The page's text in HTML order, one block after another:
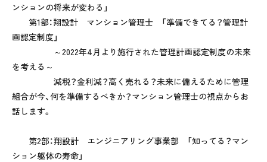
ンションの将来が変わる」
第1部：翔設計 マンション管理士 「準備できてる？管理計
画認定制度」
～2022年4月より施行された管理計画認定制度の未来
を考える～
減税？金利減？高く売れる？未来に備えるために管理
組合が今、何を準備するべきか？マンション管理士の視点からお
話します。
第2部：翔設計 エンジニアリング事業部 「知ってる？マン
ション躯体の寿命」